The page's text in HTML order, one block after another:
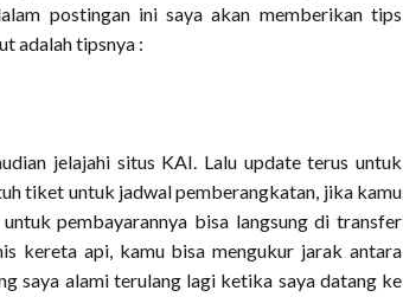
postingan ini saya akan memberikan tips
adalah tipsnya :
jelajahi situs KAI. Lalu update terus untuk
tiket untuk jadwal pemberangkatan, jika kamu
pembayarannya bisa langsung di transfer
kereta api, kamu bisa mengukur jarak antara
saya alami terulang lagi ketika saya datang ke